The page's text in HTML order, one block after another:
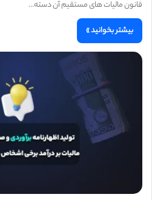
قانون مالیات های مستقیم آن دسته…
بیشتر بخوانید »